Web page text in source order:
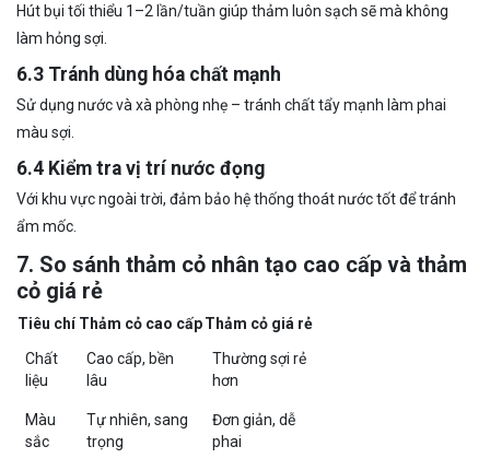
Hút bụi tối thiểu 1–2 lần/tuần giúp thảm luôn sạch sẽ mà không
làm hỏng sợi.
6.3 Tránh dùng hóa chất mạnh
Sử dụng nước và xà phòng nhẹ – tránh chất tẩy mạnh làm phai
màu sợi.
6.4 Kiểm tra vị trí nước đọng
Với khu vực ngoài trời, đảm bảo hệ thống thoát nước tốt để tránh
ẩm mốc.
7. So sánh thảm cỏ nhân tạo cao cấp và thảm
cỏ giá rẻ
Tiêu chí Thảm cỏ cao cấpThảm cỏ giá rẻ
Chất
liệu
Cao cấp, bền
lâu
Thường sợi rẻ
hơn
Màu
sắc
Tự nhiên, sang
trọng
Đơn giản, dễ
phai